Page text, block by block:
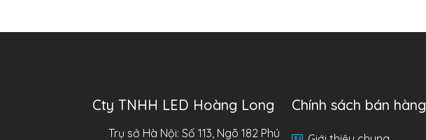
Cty TNHH LED Hoàng Long
Trụ sở Hà Nội: Số 113, Ngõ 182 Phú
Chính sách bán hàng